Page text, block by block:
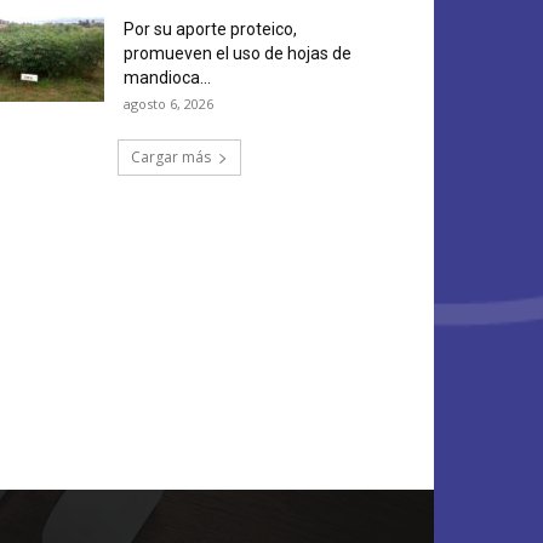
Por su aporte proteico,
promueven el uso de hojas de
mandioca...
agosto 6, 2026
Cargar más